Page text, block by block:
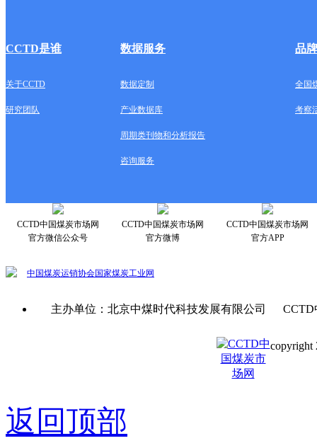
CCTD是谁 数据服务 品
关于CCTD 数据定制 全国
研究团队 产业数据库 考察
周期类刊物和分析报告
咨询服务
CCTD中国煤炭市场网
官方微信公众号
CCTD中国煤炭市场网
官方微博
CCTD中国煤炭市场网
官方APP
中国煤炭运销协会国家煤炭工业网
主办单位：北京中煤时代科技发展有限公司
copyright
返回顶部